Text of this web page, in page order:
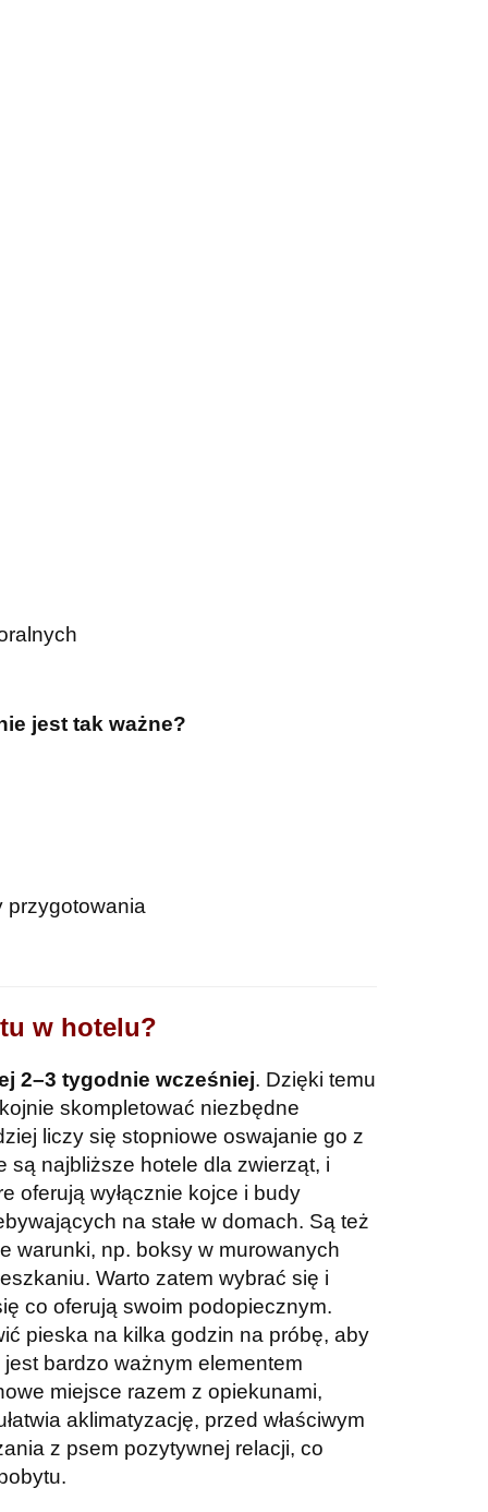
jest tak ważne?
przygotowania
w hotelu?
2–3 tygodnie wcześniej. Dzięki temu
skompletować niezbędne
liczy się stopniowe oswajanie go z
są najbliższe hotele dla zwierząt, i
oferują wyłącznie kojce i budy
na stałe w domach. Są też
warunki, np. boksy w murowanych
Warto zatem wybrać się i
co oferują swoim podopiecznym.
pieska na kilka godzin na próbę, aby
bardzo ważnym elementem
miejsce razem z opiekunami,
aklimatyzację, przed właściwym
z psem pozytywnej relacji, co